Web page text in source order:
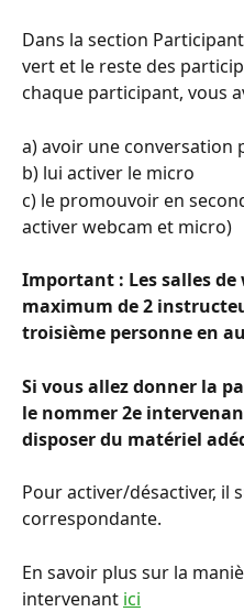
Dans la section
vert et le reste des
chaque participant, vous
a) avoir une conversation
b) lui activer le micro
c) le promouvoir en
activer webcam et micro)
Important : Les salles
maximum de 2
troisième personne en
Si vous allez donner la
le nommer 2e
disposer du matériel
Pour activer/désactiver, il
correspondante.
En savoir plus sur la
intervenant ici